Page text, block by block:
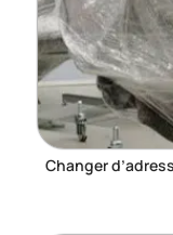
Changer